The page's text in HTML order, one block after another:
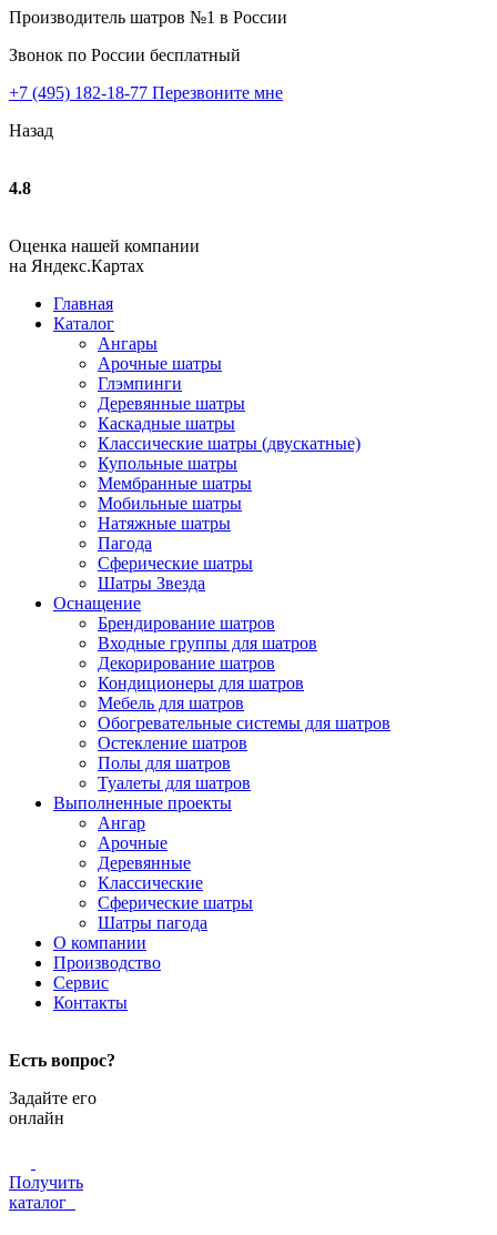
Производитель шатров №1 в России
Звонок по России бесплатный
+7 (495) 182-18-77 Перезвоните мне
Назад
4.8
Оценка нашей компании
на Яндекс.Картах
Главная
Каталог
Ангары
Арочные шатры
Глэмпинги
Деревянные шатры
Каскадные шатры
Классические шатры (двускатные)
Купольные шатры
Мембранные шатры
Мобильные шатры
Натяжные шатры
Пагода
Сферические шатры
Шатры Звезда
Оснащение
Брендирование шатров
Входные группы для шатров
Декорирование шатров
Кондиционеры для шатров
Мебель для шатров
Обогревательные системы для шатров
Остекление шатров
Полы для шатров
Туалеты для шатров
Выполненные проекты
Ангар
Арочные
Деревянные
Классические
Сферические шатры
Шатры пагода
О компании
Производство
Сервис
Контакты
Есть вопрос?
Задайте его
онлайн
Получить
каталог